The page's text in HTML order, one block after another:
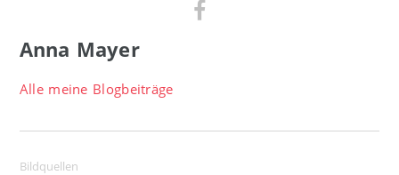
Anna Mayer
Alle meine Blogbeiträge
Bildquellen